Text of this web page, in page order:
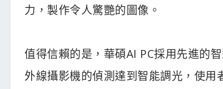
力，製作令人驚艷的圖像。
值得信賴的是，華碩AI PC採用先進的
外線攝影機的偵測達到智能調光，使